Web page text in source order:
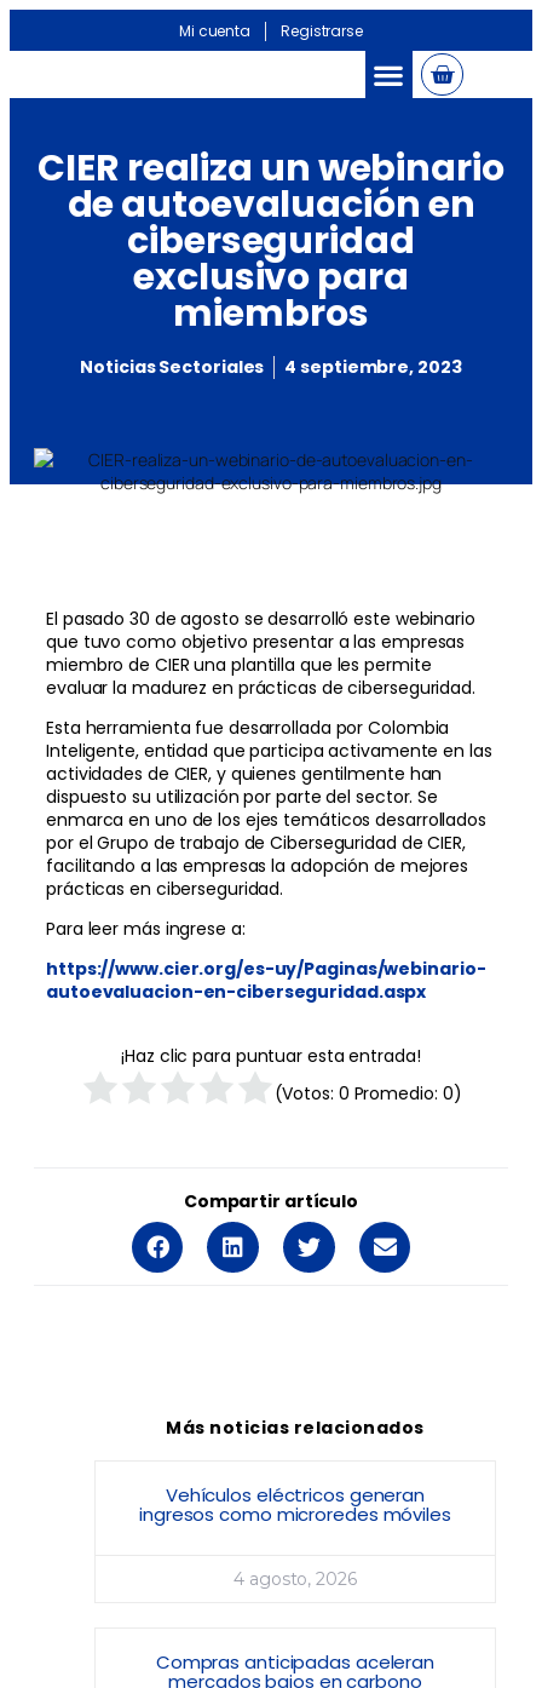
Mi cuenta Registrarse
CIER realiza un webinario
de autoevaluación en
ciberseguridad
exclusivo para
miembros
Noticias Sectoriales 4 septiembre, 2023
El pasado 30 de agosto se desarrolló este webinario
que tuvo como objetivo presentar a las empresas
miembro de CIER una plantilla que les permite
evaluar la madurez en prácticas de ciberseguridad.
Esta herramienta fue desarrollada por Colombia
Inteligente, entidad que participa activamente en las
actividades de CIER, y quienes gentilmente han
dispuesto su utilización por parte del sector. Se
enmarca en uno de los ejes temáticos desarrollados
por el Grupo de trabajo de Ciberseguridad de CIER,
facilitando a las empresas la adopción de mejores
prácticas en ciberseguridad.
Para leer más ingrese a:
https://www.cier.org/es-uy/Paginas/webinario-
autoevaluacion-en-ciberseguridad.aspx
¡Haz clic para puntuar esta entrada!
(Votos: 0 Promedio: 0)
Compartir artículo
Más noticias relacionados
Vehículos eléctricos generan
ingresos como microredes móviles
4 agosto, 2026
Compras anticipadas aceleran
mercados bajos en carbono